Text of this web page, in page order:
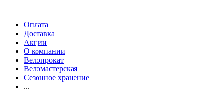
Оплата
Доставка
Акции
О компании
Велопрокат
Веломастерская
Сезонное хранение
...